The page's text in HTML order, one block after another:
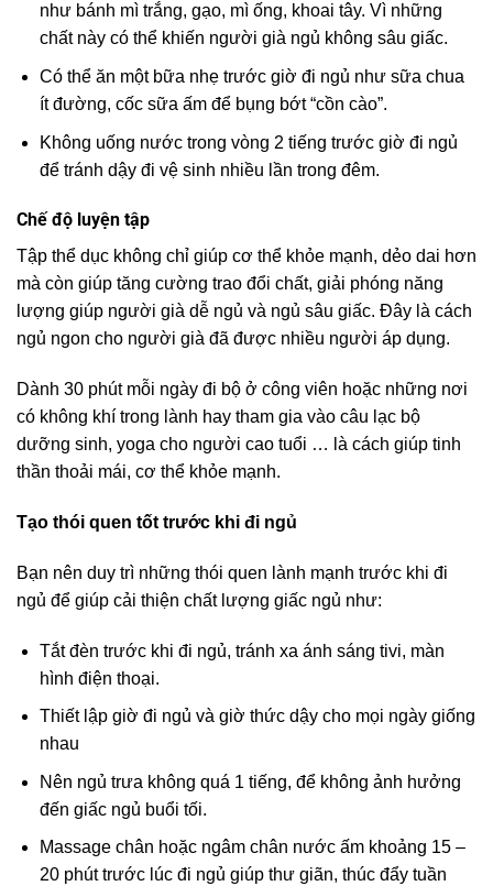
như bánh mì trắng, gạo, mì ống, khoai tây. Vì những
chất này có thể khiến người già ngủ không sâu giấc.
Có thể ăn một bữa nhẹ trước giờ đi ngủ như sữa chua
ít đường, cốc sữa ấm để bụng bớt “cồn cào”.
Không uống nước trong vòng 2 tiếng trước giờ đi ngủ
để tránh dậy đi vệ sinh nhiều lần trong đêm.
Chế độ luyện tập
Tập thể dục không chỉ giúp cơ thể khỏe mạnh, dẻo dai hơn
mà còn giúp tăng cường trao đổi chất, giải phóng năng
lượng giúp người già dễ ngủ và ngủ sâu giấc. Đây là cách
ngủ ngon cho người già đã được nhiều người áp dụng.
Dành 30 phút mỗi ngày đi bộ ở công viên hoặc những nơi
có không khí trong lành hay tham gia vào câu lạc bộ
dưỡng sinh, yoga cho người cao tuổi … là cách giúp tinh
thần thoải mái, cơ thể khỏe mạnh.
Tạo thói quen tốt trước khi đi ngủ
Bạn nên duy trì những thói quen lành mạnh trước khi đi
ngủ để giúp cải thiện chất lượng giấc ngủ như:
Tắt đèn trước khi đi ngủ, tránh xa ánh sáng tivi, màn
hình điện thoại.
Thiết lập giờ đi ngủ và giờ thức dậy cho mọi ngày giống
nhau
Nên ngủ trưa không quá 1 tiếng, để không ảnh hưởng
đến giấc ngủ buổi tối.
Massage chân hoặc ngâm chân nước ấm khoảng 15 –
20 phút trước lúc đi ngủ giúp thư giãn, thúc đẩy tuần